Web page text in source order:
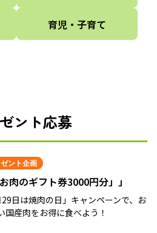
育児・子育て
ント応募
ント企画
お肉のギフト券3000円分」」
29日は焼肉の日」キャンペーンで、お
国産肉をお得に食べよう！